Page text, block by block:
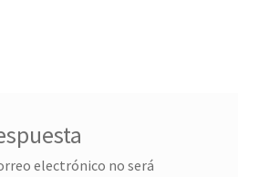
electrónico no será